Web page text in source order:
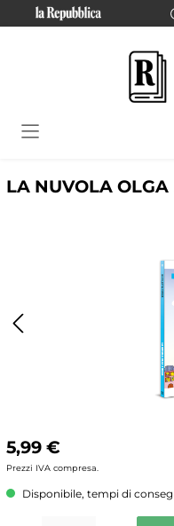
LA NUVOLA OLGA
5,99 €
Prezzi IVA compresa.
Disponibile, tempi di